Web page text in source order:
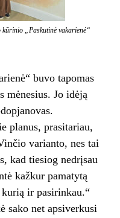
„Paskutinė vakarienė“
buvo tapomas
Jo idėją
planus, prasitariau,
varianto, nes tai
kad tiesiog nedrįsau
kažkur pamatytą
ir pasirinkau.“
sako net apsiverkusi